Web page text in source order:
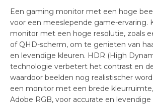
Een gaming monitor met een hoge
voor een meeslepende game-ervaring.
monitor met een hoge resolutie, zoals
of QHD-scherm, om te genieten van
en levendige kleuren. HDR (High
technologie verbetert het contrast en
waardoor beelden nog realistischer
een monitor met een brede
Adobe RGB, voor accurate en levendige